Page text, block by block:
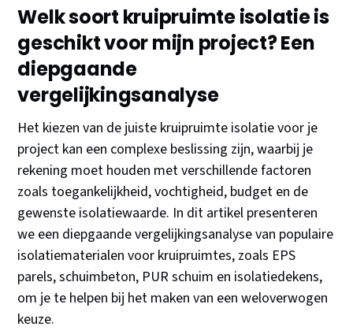
Welk soort kruipruimte isolatie is
geschikt voor mijn project? Een
diepgaande
vergelijkingsanalyse
Het kiezen van de juiste kruipruimte isolatie voor je
project kan een complexe beslissing zijn, waarbij je
rekening moet houden met verschillende factoren
zoals toegankelijkheid, vochtigheid, budget en de
gewenste isolatiewaarde. In dit artikel presenteren
we een diepgaande vergelijkingsanalyse van populaire
isolatiematerialen voor kruipruimtes, zoals EPS
parels, schuimbeton, PUR schuim en isolatiedekens,
om je te helpen bij het maken van een weloverwogen
keuze.